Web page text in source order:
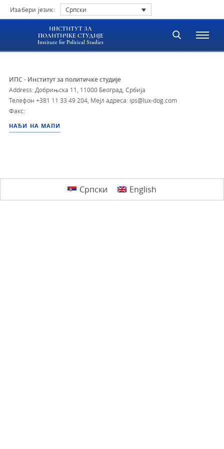
Изабери језик: Српски
ИНСТИТУТ ЗА
ПОЛИТИЧКЕ СТУДИЈЕ
Institute for Political Studies
ИПС - Институт за политичке студије
Address: Добрињска 11, 11000 Београд, Србија
Телефон +381 11 33 49 204 Мејл адреса: ips@lux-dog.com
Факс:
НАЂИ НА МАПИ
Српски English